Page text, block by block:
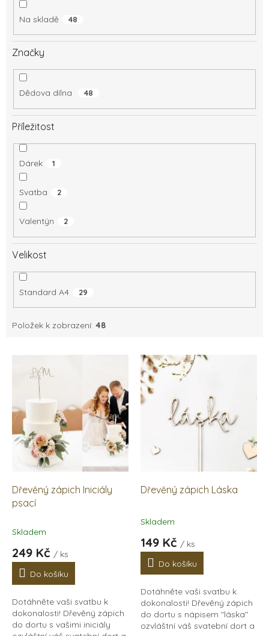
Na skladě 48
Značky
Dědova dílna 48
Příležitost
Dárek 1
Svatba 2
Valentýn 2
Velikost
Standard A4 29
Položek k zobrazení: 48
Dřevěný zápich Iniciály
psací
Skladem
249 Kč / ks
Do košíku
Dotáhněte vaši svatbu k
dokonalosti! Dřevěný zápich
do dortu s vašimi iniciály
Dřevěný zápich Láska
Průměrné
produktu
5,0
5
hvězdiček.
Skladem
149 Kč / ks
Do košíku
Dotáhněte vaši svatbu k
dokonalosti! Dřevěný zápich
do dortu s nápisem "láska"
ozvláštní váš svatební dort a